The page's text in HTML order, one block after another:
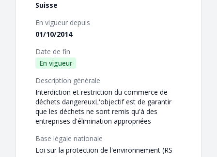
Suisse
En vigueur depuis
01/10/2014
Date de fin
En vigueur
Description générale
Interdiction et restriction du commerce de
déchets dangereuxL'objectif est de garantir
que les déchets ne sont remis qu'à des
entreprises d'élimination appropriées
Base légale nationale
Loi sur la protection de l'environnement (RS